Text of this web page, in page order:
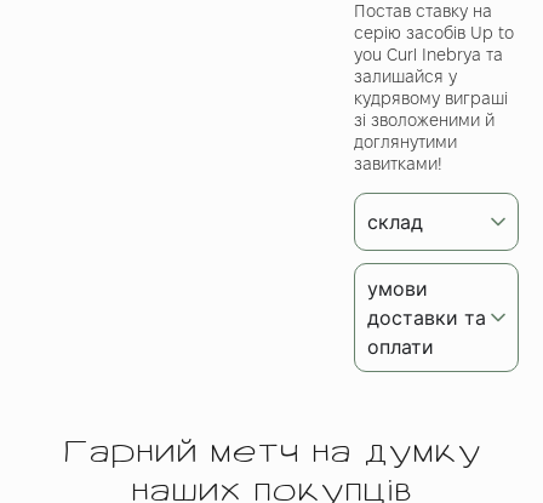
Постав ставку на
серію засобів Up to
you Curl Inebrya та
залишайся у
кудрявому виграші
зі зволоженими й
доглянутими
завитками!
склад
умови
доставки та
оплати
Гарний метч на думку
наших покупців